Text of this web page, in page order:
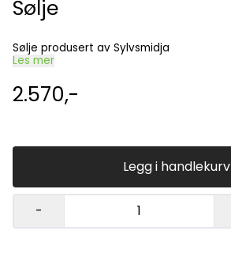
Sølje
Sølje produsert av Sylvsmidja
Les mer
2.570,-
Legg i handlekurv
-